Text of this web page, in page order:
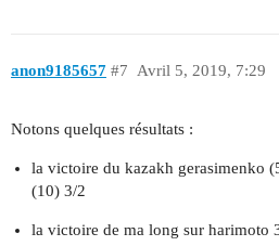
anon9185657 Avril 5, 2019, 7:29
#7
Notons quelques résultats :
la victoire du kazakh gerasimenko
(10) 3/2
la victoire de ma long sur harimoto